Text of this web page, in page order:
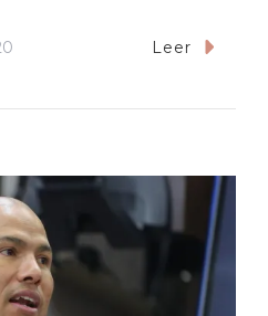
Leer